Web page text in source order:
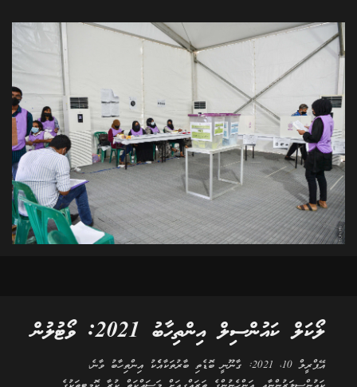
ލޯކަލް ކައުންސިލް އިންތިހާބު 2021: ވޯޓުލުން
އޭޕްރީލް 10، 2021: ގާނޫނީ ބޮޑެތި ބާރުތަކާއެެކު އިންތިހާބު ވާނެ،